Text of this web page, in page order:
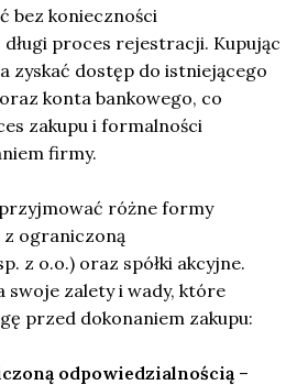
bez konieczności
proces rejestracji. Kupując
zyskać dostęp do istniejącego
konta bankowego, co
zakupu i formalności
firmy.
różne formy
z ograniczoną
z o.o.) oraz spółki akcyjne.
swoje zalety i wady, które
przed dokonaniem zakupu:
odpowiedzialnością –